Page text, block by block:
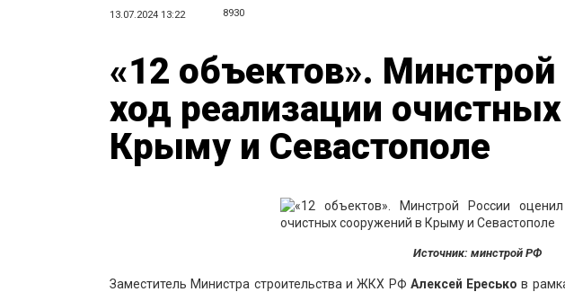
13.07.2024 13:22 8930
«12 объектов».
ход реализации
Крыму и Севастополе
Источник: минстрой РФ
Заместитель Министра строительства и ЖКХ РФ Алексей Ереськов